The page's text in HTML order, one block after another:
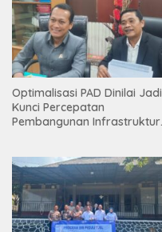
Optimalisasi PAD Dinilai Jadi
Kunci Percepatan
Pembangunan Infrastruktur